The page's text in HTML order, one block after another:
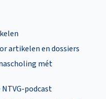
artikelen en dossiers
mét
podcast